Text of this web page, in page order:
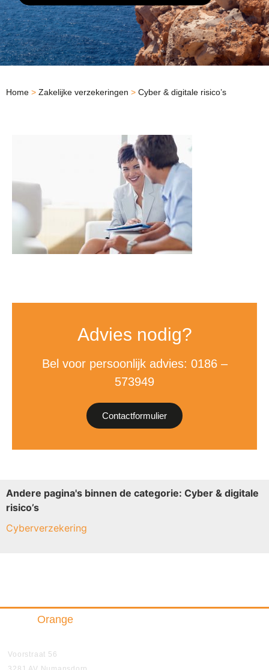
Home > Zakelijke verzekeringen > Cyber & digitale risico’s
Advies nodig?
Bel voor persoonlijk advies: 0186 –
573949
Contactformulier
Andere pagina's binnen de categorie: Cyber & digitale
risico’s
Cyberverzekering
Orange
Voorstraat 56